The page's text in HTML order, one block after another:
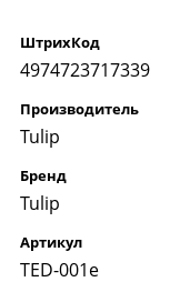
ШтрихКод
4974723717339
Производитель
Tulip
Бренд
Tulip
Артикул
TED-001e